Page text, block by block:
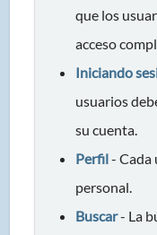
que los
acceso
Iniciando
usuarios
su cuenta.
Perfil- Cada
personal.
Buscar- La